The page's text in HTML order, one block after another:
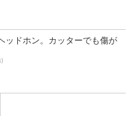
ッドホン。カッターでも傷が